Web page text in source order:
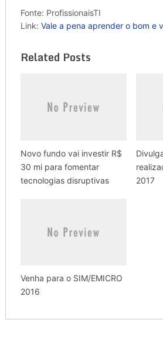
Fonte: ProfissionaisTI
Link: Vale a pena aprender o bom e
Related Posts
Novo fundo vai investir R$
30 mi para fomentar
tecnologias disruptivas
2017
Venha para o SIM/EMICRO
2016